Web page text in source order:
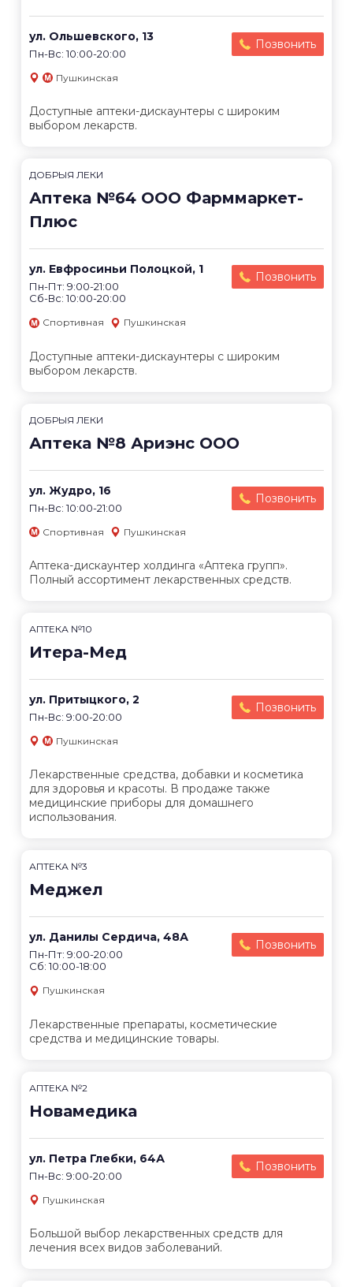
ул. Ольшевского, 13
Пн-Вс: 10:00-20:00
Позвонить
Пушкинская
Доступные аптеки-дискаунтеры с широким
выбором лекарств.
ДОБРЫЯ ЛЕКИ
Аптека №64 ООО Фарммаркет-
Плюс
ул. Евфросиньи Полоцкой, 1
Пн-Пт: 9:00-21:00
Сб-Вс: 10:00-20:00
Позвонить
Спортивная Пушкинская
Доступные аптеки-дискаунтеры с широким
выбором лекарств.
ДОБРЫЯ ЛЕКИ
Аптека №8 Ариэнс ООО
ул. Жудро, 16
Пн-Вс: 10:00-21:00
Позвонить
Спортивная Пушкинская
Аптека-дискаунтер холдинга «Аптека групп».
Полный ассортимент лекарственных средств.
АПТЕКА №10
Итера-Мед
ул. Притыцкого, 2
Пн-Вс: 9:00-20:00
Позвонить
Пушкинская
Лекарственные средства, добавки и косметика
для здоровья и красоты. В продаже также
медицинские приборы для домашнего
использования.
АПТЕКА №3
Меджел
ул. Данилы Сердича, 48А
Пн-Пт: 9:00-20:00
Сб: 10:00-18:00
Позвонить
Пушкинская
Лекарственные препараты, косметические
средства и медицинские товары.
АПТЕКА №2
Новамедика
ул. Петра Глебки, 64А
Пн-Вс: 9:00-20:00
Позвонить
Пушкинская
Большой выбор лекарственных средств для
лечения всех видов заболеваний.